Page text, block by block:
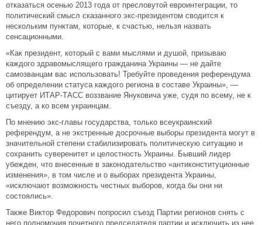
отказаться осенью 2013 года от пресловутой евроинтеграции, то
политический смысл сказанного экс-президентом сводится к
нескольким пунктам, которые, к счастью, нельзя назвать
сенсационными.
«Как президент, который с вами мыслями и душой, призываю
каждого здравомыслящего гражданина Украины — не дайте
самозванцам вас использовать! Требуйте проведения референдума
об определении статуса каждого региона в составе Украины», —
цитирует ИТАР-ТАСС воззвание Януковича уже, судя по всему, не к
съезду, а ко всем украинцам.
По мнению экс-главы государства, только всеукраинский
референдум, а не экстренные досрочные выборы президента могут в
значительной степени стабилизировать политическую ситуацию и
сохранить суверенитет и целостность Украины. Бывший лидер
убежден, что внесенные в законодательство «антиконституционные
изменения», в том числе и о выборах президента Украины,
«исключают возможность честных выборов, когда бы они ни
состоялись».
Также Виктор Федорович попросил съезд Партии регионов снять с
него полномочия почетного председателя партии и исключить из нее.